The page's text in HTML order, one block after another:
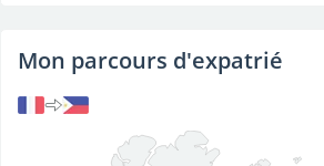
Mon parcours d'expatrié